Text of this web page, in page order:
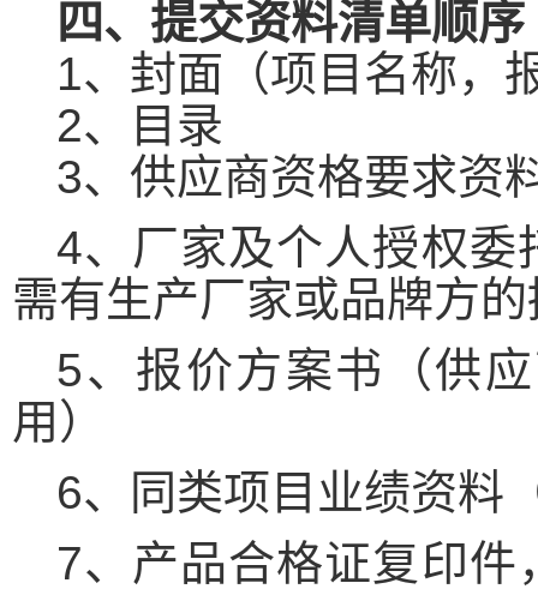
四、提交资料清单顺序
1、封面（项目名称，
2、目录
3、供应商资格要求资
4、厂家及个人授权委
需有生产厂家或品牌方
5、报价方案书（供
用）
6、同类项目业绩资料
7、产品合格证复印件